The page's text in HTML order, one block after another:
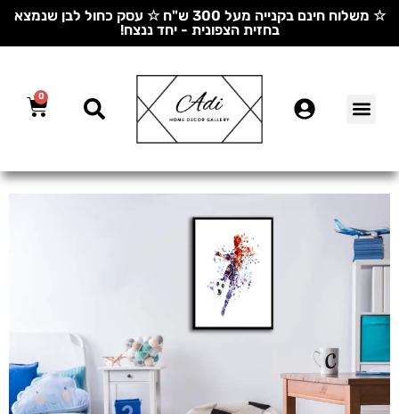
☆ משלוח חינם בקנייה מעל 300 ש"ח ☆ עסק כחול לבן שנמצא
בחזית הצפונית - יחד ננצח!
0